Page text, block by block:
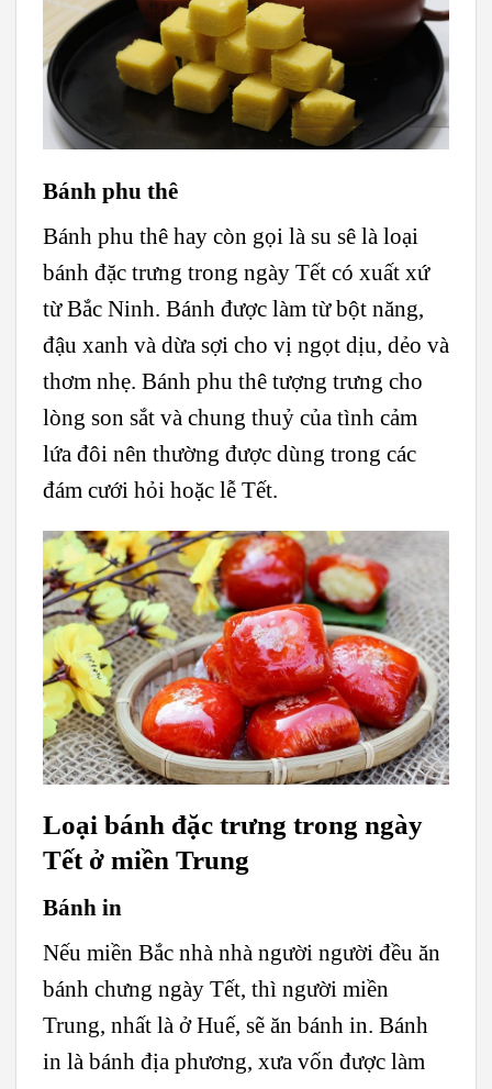
Bánh phu thê
Bánh phu thê hay còn gọi là su sê là loại
bánh đặc trưng trong ngày Tết có xuất xứ
từ Bắc Ninh. Bánh được làm từ bột năng,
đậu xanh và dừa sợi cho vị ngọt dịu, dẻo và
thơm nhẹ. Bánh phu thê tượng trưng cho
lòng son sắt và chung thuỷ của tình cảm
lứa đôi nên thường được dùng trong các
đám cưới hỏi hoặc lễ Tết.
Loại bánh đặc trưng trong ngày
Tết ở miền Trung
Bánh in
Nếu miền Bắc nhà nhà người người đều ăn
bánh chưng ngày Tết, thì người miền
Trung, nhất là ở Huế, sẽ ăn bánh in. Bánh
in là bánh địa phương, xưa vốn được làm